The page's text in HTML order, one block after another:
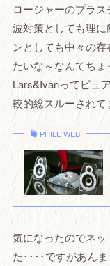
ロージャーのプラ
波対策としても理
ンとしても中々の
たいな～なんてちょ
Lars&Ivanってピュ
較的総スルーされて
PHILE WEB
気になったのでネ
た････ですがあん